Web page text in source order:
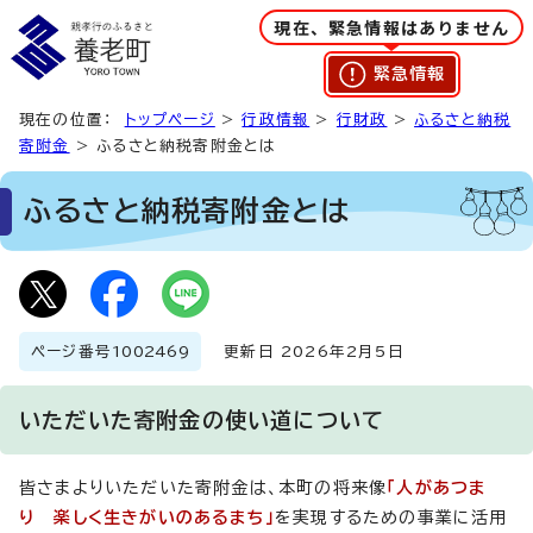
現在、緊急情報はありません
緊急情報
現在の位置： トップページ >行政情報 > 行財政 > ふるさと納税
寄附金
> ふるさと納税寄附金とは
ふるさと納税寄附金とは
ページ番号 1002469 更新日 2026年2月5日
いただいた寄附金の使い道について
皆さまよりいただいた寄附金は、本町の将来像 「人があつま
り 楽しく生きがいのあるまち」 を実現するための事業に活用